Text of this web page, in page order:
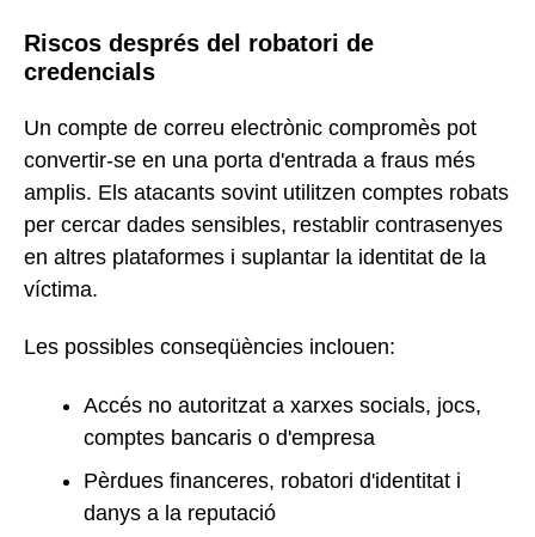
Riscos després del robatori de
credencials
Un compte de correu electrònic compromès pot
convertir-se en una porta d'entrada a fraus més
amplis. Els atacants sovint utilitzen comptes robats
per cercar dades sensibles, restablir contrasenyes
en altres plataformes i suplantar la identitat de la
víctima.
Les possibles conseqüències inclouen:
Accés no autoritzat a xarxes socials, jocs,
comptes bancaris o d'empresa
Pèrdues financeres, robatori d'identitat i
danys a la reputació